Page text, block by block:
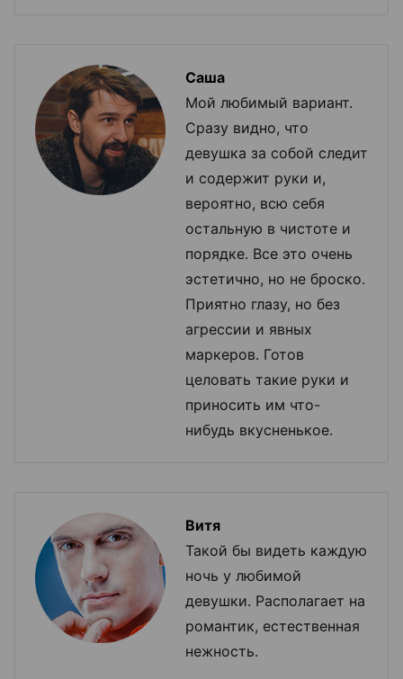
Саша
Мой любимый вариант.
Сразу видно, что
девушка за собой следит
и содержит руки и,
вероятно, всю себя
остальную в чистоте и
порядке. Все это очень
эстетично, но не броско.
Приятно глазу, но без
агрессии и явных
маркеров. Готов
целовать такие руки и
приносить им что-
нибудь вкусненькое.
Витя
Такой бы видеть каждую
ночь у любимой
девушки. Располагает на
романтик, естественная
нежность.